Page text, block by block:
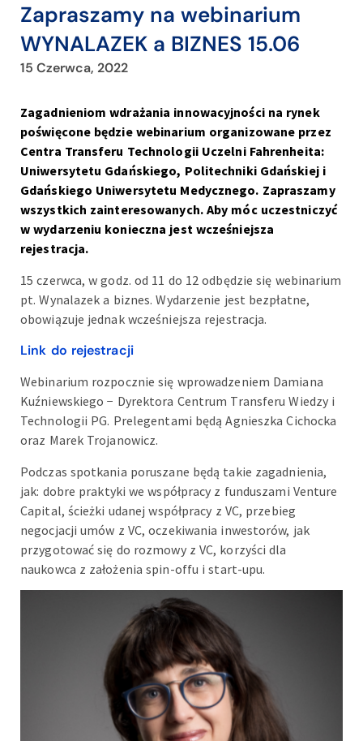
Zapraszamy na webinarium
WYNALAZEK a BIZNES 15.06
15 Czerwca, 2022
Zagadnieniom wdrażania innowacyjności na rynek
poświęcone będzie webinarium organizowane przez
Centra Transferu Technologii Uczelni Fahrenheita:
Uniwersytetu Gdańskiego, Politechniki Gdańskiej i
Gdańskiego Uniwersytetu Medycznego. Zapraszamy
wszystkich zainteresowanych. Aby móc uczestniczyć
w wydarzeniu konieczna jest wcześniejsza
rejestracja.
15 czerwca, w godz. od 11 do 12 odbędzie się webinarium
pt. Wynalazek a biznes. Wydarzenie jest bezpłatne,
obowiązuje jednak wcześniejsza rejestracja.
Link do rejestracji
Webinarium rozpocznie się wprowadzeniem Damiana
Kuźniewskiego − Dyrektora Centrum Transferu Wiedzy i
Technologii PG. Prelegentami będą Agnieszka Cichocka
oraz Marek Trojanowicz.
Podczas spotkania poruszane będą takie zagadnienia,
jak: dobre praktyki we współpracy z funduszami Venture
Capital, ścieżki udanej współpracy z VC, przebieg
negocjacji umów z VC, oczekiwania inwestorów, jak
przygotować się do rozmowy z VC, korzyści dla
naukowca z założenia spin-offu i start-upu.